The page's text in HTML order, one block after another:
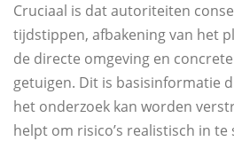
Cruciaal is dat autoriteiten
tijdstippen, afbakening van het
de directe omgeving en
getuigen. Dit is basisinformatie
het onderzoek kan worden
helpt om risico’s realistisch in te